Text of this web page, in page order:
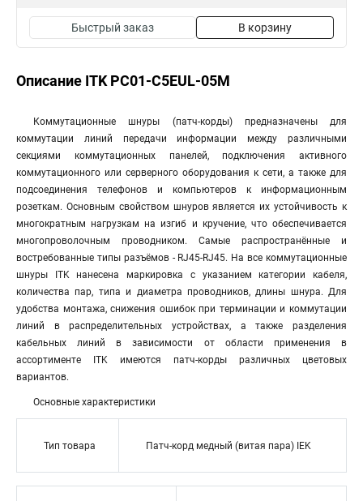
Быстрый заказ В корзину
Описание ITK PC01-C5EUL-05M
Коммутационные шнуры (патч-корды) предназначены для
коммутации линий передачи информации между различными
секциями коммутационных панелей, подключения активного
коммутационного или серверного оборудования к сети, а также для
подсоединения телефонов и компьютеров к информационным
розеткам. Основным свойством шнуров является их устойчивость к
многократным нагрузкам на изгиб и кручение, что обеспечивается
многопроволочным проводником. Самые распространённые и
востребованные типы разъёмов - RJ45-RJ45. На все коммутационные
шнуры ITK нанесена маркировка с указанием категории кабеля,
количества пар, типа и диаметра проводников, длины шнура. Для
удобства монтажа, снижения ошибок при терминации и коммутации
линий в распределительных устройствах, а также разделения
кабельных линий в зависимости от области применения в
ассортименте ITK имеются патч-корды различных цветовых
вариантов.
Основные характеристики
Тип товара Патч-корд медный (витая пара) IEK